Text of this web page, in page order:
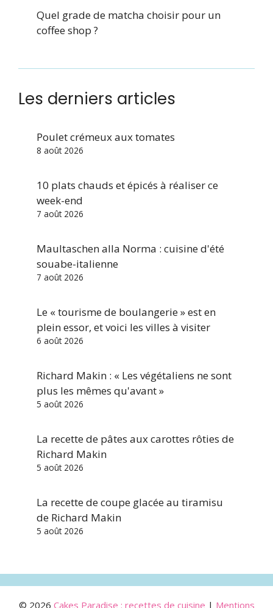
Quel grade de matcha choisir pour un
coffee shop ?
Les derniers articles
Poulet crémeux aux tomates
8 août 2026
10 plats chauds et épicés à réaliser ce
week-end
7 août 2026
Maultaschen alla Norma : cuisine d'été
souabe-italienne
7 août 2026
Le « tourisme de boulangerie » est en
plein essor, et voici les villes à visiter
6 août 2026
Richard Makin : « Les végétaliens ne sont
plus les mêmes qu'avant »
5 août 2026
La recette de pâtes aux carottes rôties de
Richard Makin
5 août 2026
La recette de coupe glacée au tiramisu
de Richard Makin
5 août 2026
© 2026 Cakes Paradise : recettes de cuisine | Mentions